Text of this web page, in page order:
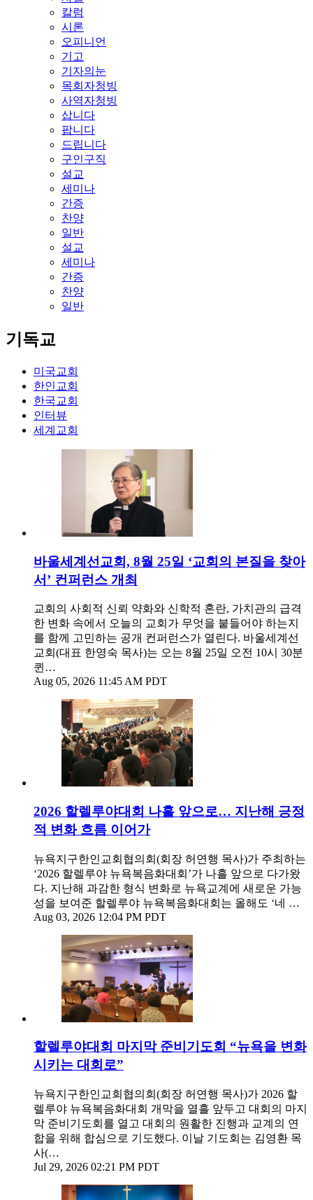
칼럼
시론
오피니언
기고
기자의눈
목회자청빙
사역자청빙
삽니다
팝니다
드립니다
구인구직
설교
세미나
간증
찬양
일반
설교
세미나
간증
찬양
일반
기독교
미국교회
한인교회
한국교회
인터뷰
세계교회
바울세계선교회, 8월 25일 ‘교회의 본질을 찾아
서’ 컨퍼런스 개최
교회의 사회적 신뢰 약화와 신학적 혼란, 가치관의 급격
한 변화 속에서 오늘의 교회가 무엇을 붙들어야 하는지
를 함께 고민하는 공개 컨퍼런스가 열린다. 바울세계선
교회(대표 한영숙 목사)는 오는 8월 25일 오전 10시 30분
퀸…
Aug 05, 2026 11:45 AM PDT
2026 할렐루야대회 나흘 앞으로… 지난해 긍정
적 변화 흐름 이어가
뉴욕지구한인교회협의회(회장 허연행 목사)가 주최하는
‘2026 할렐루야 뉴욕복음화대회’가 나흘 앞으로 다가왔
다. 지난해 과감한 형식 변화로 뉴욕교계에 새로운 가능
성을 보여준 할렐루야 뉴욕복음화대회는 올해도 ‘네 …
Aug 03, 2026 12:04 PM PDT
할렐루야대회 마지막 준비기도회 “뉴욕을 변화
시키는 대회로”
뉴욕지구한인교회협의회(회장 허연행 목사)가 2026 할
렐루야 뉴욕복음화대회 개막을 열흘 앞두고 대회의 마지
막 준비기도회를 열고 대회의 원활한 진행과 교계의 연
합을 위해 합심으로 기도했다. 이날 기도회는 김영환 목
사(…
Jul 29, 2026 02:21 PM PDT